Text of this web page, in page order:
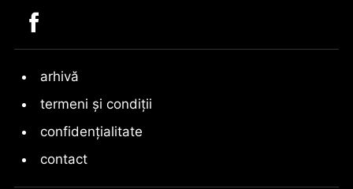
arhivă
termeni și condiții
confidențialitate
contact